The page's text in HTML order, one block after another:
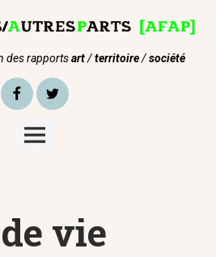
des rapportsart/territoire/société
FacebookTwitter
Main
Menu
vie